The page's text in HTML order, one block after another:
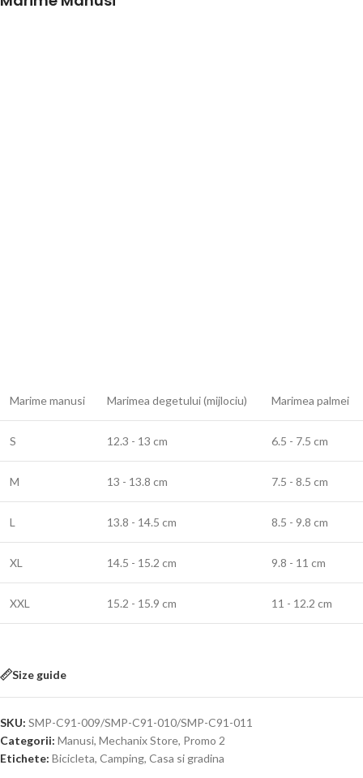
Marime manusi Marimea degetului (mijlociu) Marimea palmei
S 12.3 - 13 cm 6.5 - 7.5 cm
M 13 - 13.8 cm 7.5 - 8.5 cm
L 13.8 - 14.5 cm 8.5 - 9.8 cm
XL 14.5 - 15.2 cm 9.8 - 11 cm
XXL 15.2 - 15.9 cm 11 - 12.2 cm
Size guide
SKU: SMP-C91-009/SMP-C91-010/SMP-C91-011
Categorii: Manusi, Mechanix Store, Promo 2
Etichete: Bicicleta, Camping, Casa si gradina